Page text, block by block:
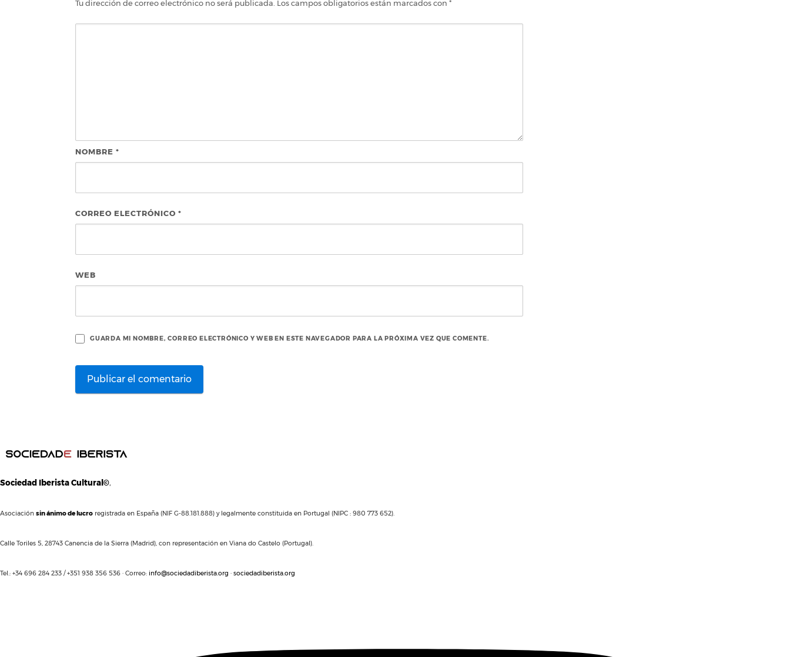
Tu dirección de correo electrónico no será publicada. Los campos obligatorios están marcados con *
NOMBRE *
CORREO ELECTRÓNICO *
WEB
GUARDA MI NOMBRE, CORREO ELECTRÓNICO Y WEB EN ESTE NAVEGADOR PARA LA PRÓXIMA VEZ QUE COMENTE.
Sociedad Iberista Cultural©,
Asociación sin ánimo de lucro registrada en España (NIF G-88.181.888) y legalmente constituida en Portugal (NIPC : 980 773 652).
Calle Toriles 5, 28743 Canencia de la Sierra (Madrid), con representación en Viana do Castelo (Portugal).
Tel.: +34 696 284 233 / +351 938 356 536 · Correo: info@sociedadiberista.org · sociedadiberista.org